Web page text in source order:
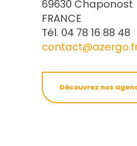
69630 Chaponost
FRANCE
Tél. 04 78 16 88 48
Découvrez nos